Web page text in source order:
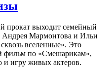
прокат выходит семейный
Мармонтова и Ильи
вселенные». Это
фильм по «Смешарикам»,
игру живых актеров.